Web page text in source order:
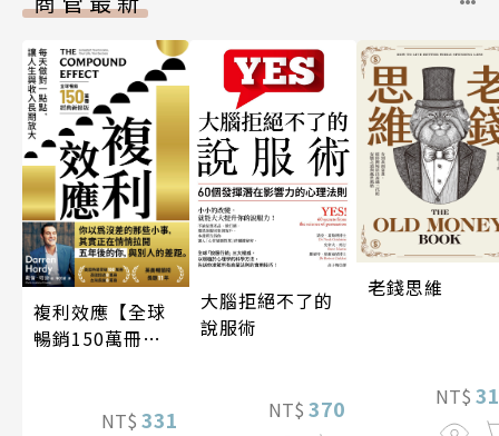
複利效應【全球
暢銷150萬冊・
NT$ 331
大腦拒絕不了的
說服術
NT$ 370
老錢思維
NT$